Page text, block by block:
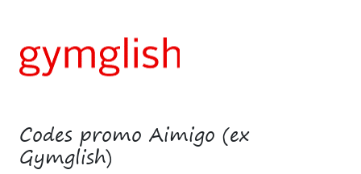
Codes promo Aimigo (ex
Gymglish)